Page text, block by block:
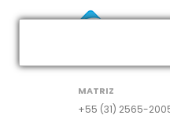
MATRIZ
+55 (31) 2565-